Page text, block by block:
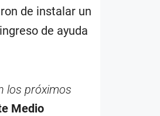
de instalar un
de ayuda
los próximos
Medio